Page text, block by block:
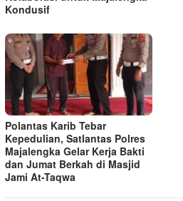
Kondusif
Polantas Karib Tebar
Kepedulian, Satlantas Polres
Majalengka Gelar Kerja Bakti
dan Jumat Berkah di Masjid
Jami At-Taqwa